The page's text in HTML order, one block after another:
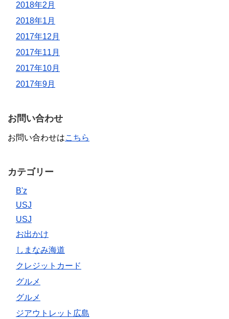
2018年2月
2018年1月
2017年12月
2017年11月
2017年10月
2017年9月
お問い合わせ
お問い合わせはこちら
カテゴリー
B'z
USJ
USJ
お出かけ
しまなみ海道
クレジットカード
グルメ
グルメ
ジアウトレット広島